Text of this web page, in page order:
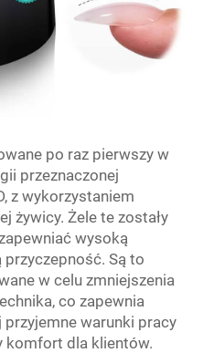
po raz pierwszy w
przeznaczonej
z wykorzystaniem
żywicy. Żele te zostały
wysoką
Są to
w celu zmniejszenia
co zapewnia
przyjemne warunki pracy
komfort dla klientów.